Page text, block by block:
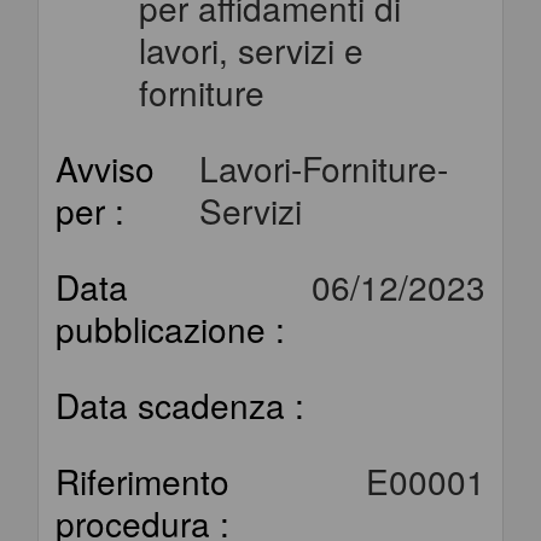
lavori, servizi e
forniture
Avviso
per :
Lavori-Forniture-
Servizi
Data
pubblicazione :
06/12/2023
Data scadenza :
Riferimento
procedura :
E00001